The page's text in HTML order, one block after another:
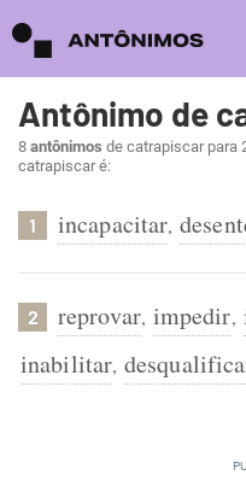
Antônimo de
8 antônimos de catrapiscar para
catrapiscar é:
1 incapacitar,
2 reprovar, impedir,
inabilitar,